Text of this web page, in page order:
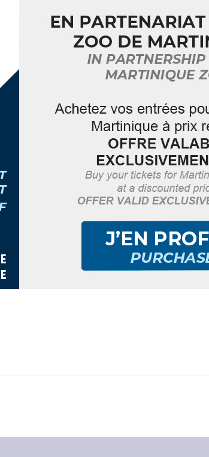
de Fort-de-France construite
siècle avec ses meubles et objets de
Samedi: 8h-12h